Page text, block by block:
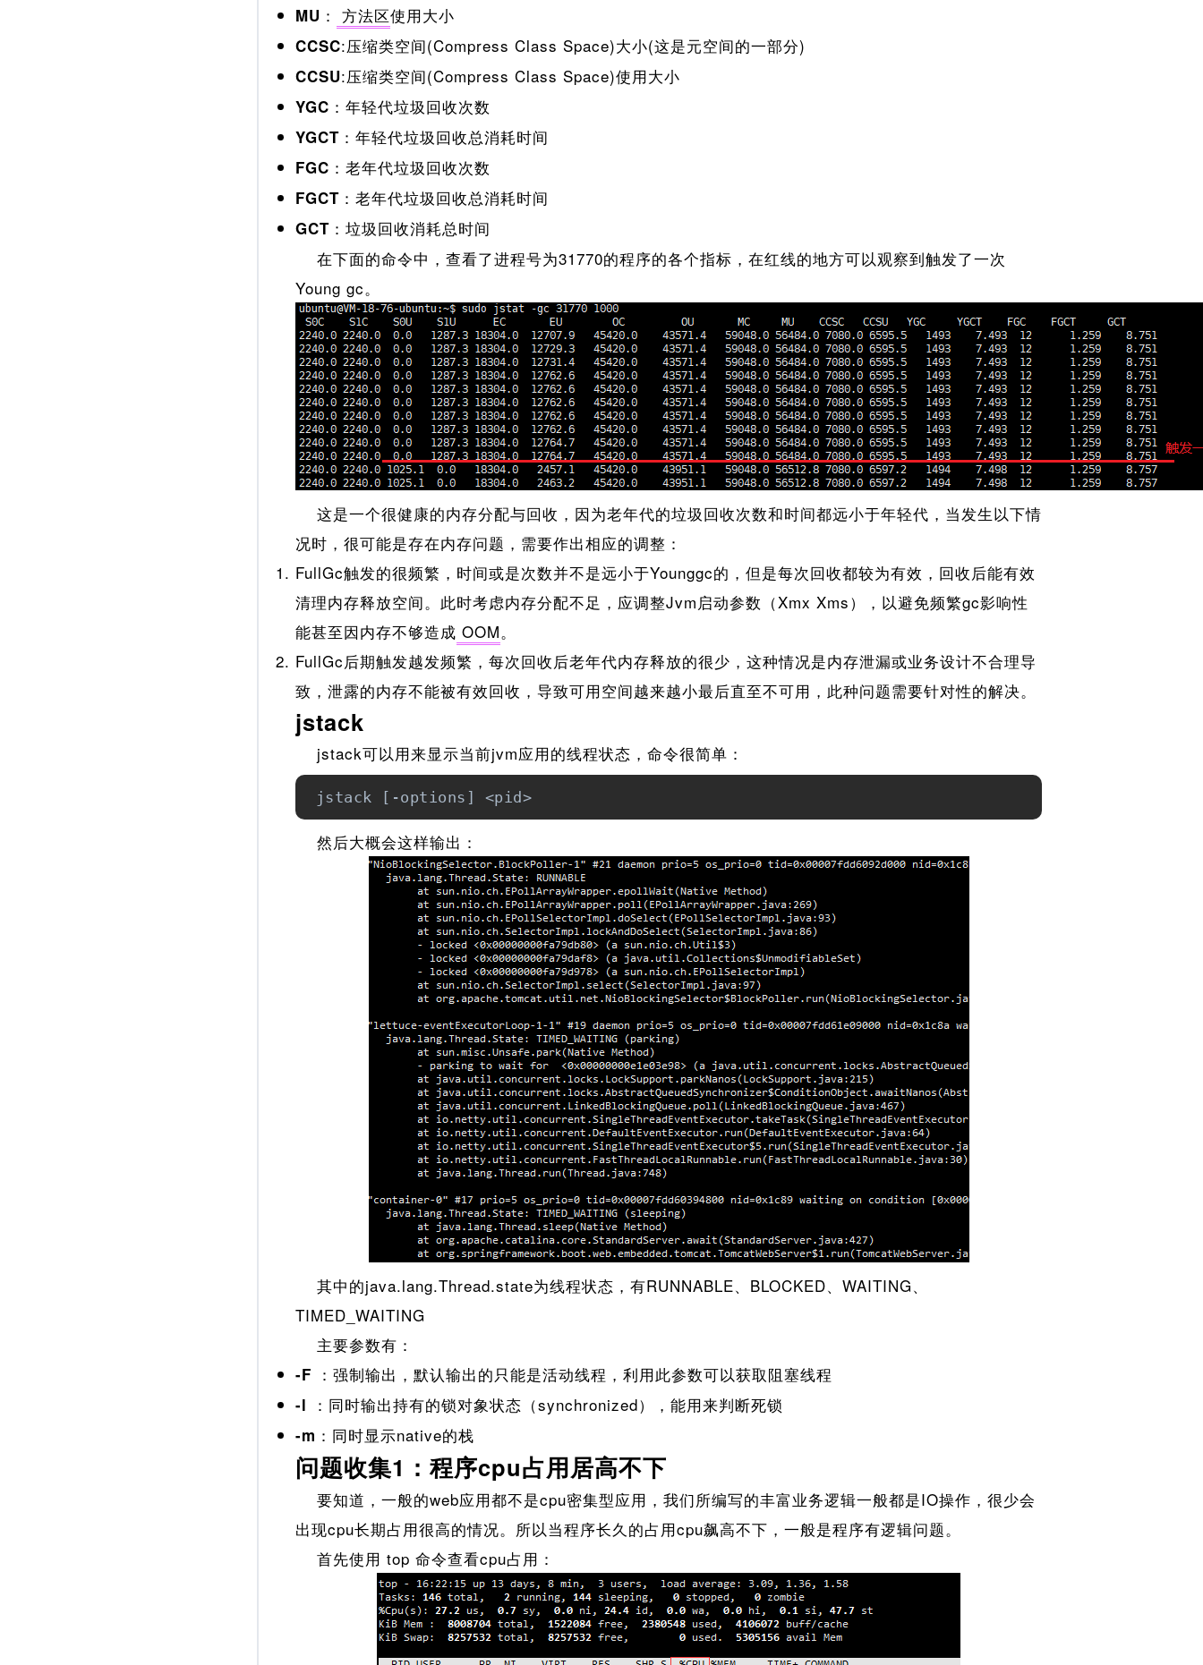
MU ： 方法区使用大小
CCSC:压缩类空间(Compress Class Space)大小(这是元空间的一部分)
CCSU:压缩类空间(Compress Class Space)使用大小
YGC ：年轻代垃圾回收次数
YGCT ：年轻代垃圾回收总消耗时间
FGC ：老年代垃圾回收次数
FGCT ：老年代垃圾回收总消耗时间
GCT ：垃圾回收消耗总时间
在下面的命令中，查看了进程号为31770的程序的各个指标，在红线的地方可以观察到触发了一次
Young gc。
这是一个很健康的内存分配与回收，因为老年代的垃圾回收次数和时间都远小于年轻代，当发生以下情
况时，很可能是存在内存问题，需要作出相应的调整：
FullGc触发的很频繁，时间或是次数并不是远小于Younggc的，但是每次回收都较为有效，回收后能有效
清理内存释放空间。此时考虑内存分配不足，应调整Jvm启动参数（Xmx Xms），以避免频繁gc影响性
能甚至因内存不够造成 OOM。
FullGc后期触发越发频繁，每次回收后老年代内存释放的很少，这种情况是内存泄漏或业务设计不合理导
致，泄露的内存不能被有效回收，导致可用空间越来越小最后直至不可用，此种问题需要针对性的解决。
jstack
jstack可以用来显示当前jvm应用的线程状态，命令很简单：
jstack [-options] <pid>
然后大概会这样输出：
其中的java.lang.Thread.state为线程状态，有RUNNABLE、BLOCKED、WAITING、
TIMED_WAITING
主要参数有：
-F ：强制输出，默认输出的只能是活动线程，利用此参数可以获取阻塞线程
-l ：同时输出持有的锁对象状态（synchronized），能用来判断死锁
-m ：同时显示native的栈
问题收集1：程序cpu占用居高不下
要知道，一般的web应用都不是cpu密集型应用，我们所编写的丰富业务逻辑一般都是IO操作，很少会
出现cpu长期占用很高的情况。所以当程序长久的占用cpu飙高不下，一般是程序有逻辑问题。
首先使用 top 命令查看cpu占用：